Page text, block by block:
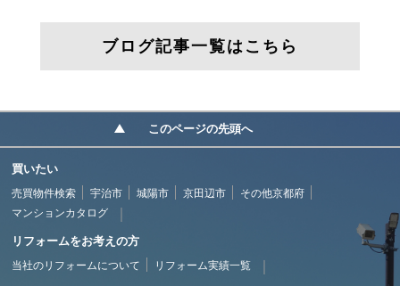
ブログ記事一覧はこちら
このページの先頭へ
買いたい
売買物件検索 宇治市 城陽市 京田辺市
その他京都府
マンションカタログ
リフォームをお考えの方
当社のリフォームについて リフォーム実績一覧